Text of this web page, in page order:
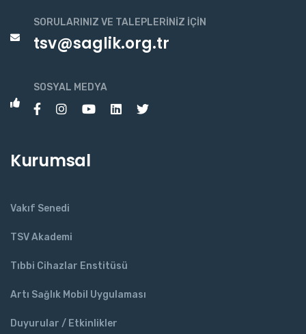
SORULARINIZ VE TALEPLERINIZ İÇIN
tsv@saglik.org.tr
SOSYAL MEDYA
Kurumsal
Vakıf Senedi
TSV Akademi
Tıbbi Cihazlar Enstitüsü
Artı Sağlık Mobil Uygulaması
Duyurular / Etkinlikler